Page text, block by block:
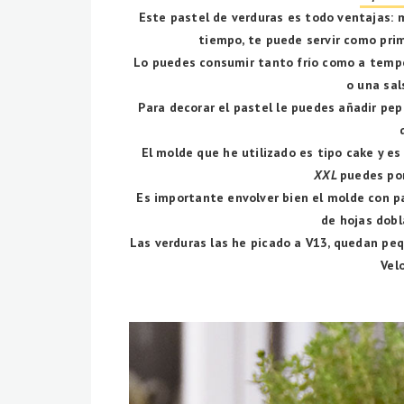
Este pastel de verduras es todo ventajas:
tiempo, te puede servir como
Lo puedes consumir tanto frío como a
o una
Para decorar el pastel le puedes añadir
El molde que he utilizado es tipo cake y
XXL puedes
Es importante envolver bien el molde con
de hojas
Las verduras las he picado a V13, quedan